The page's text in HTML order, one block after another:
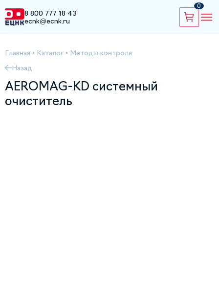
8 800 777 18 43
ecnk@ecnk.ru
0
Главная • Каталог • Методы контроля
Назад
AEROMAG-KD системный
очиститель